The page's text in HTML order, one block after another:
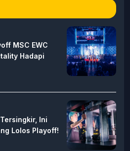
MSC EWC
Hadapi
Ini
Lolos Playoff!